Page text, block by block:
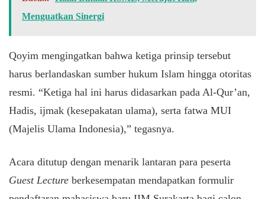
Menguatkan Sinergi
​Qoyim mengingatkan bahwa ketiga prinsip tersebut
harus berlandaskan sumber hukum Islam hingga otoritas
resmi. “Ketiga hal ini harus didasarkan pada Al-Qur’an,
Hadis, ijmak (kesepakatan ulama), serta fatwa MUI
(Majelis Ulama Indonesia),” tegasnya.
​Acara ditutup dengan menarik lantaran para peserta
Guest Lecture berkesempatan mendapatkan formulir